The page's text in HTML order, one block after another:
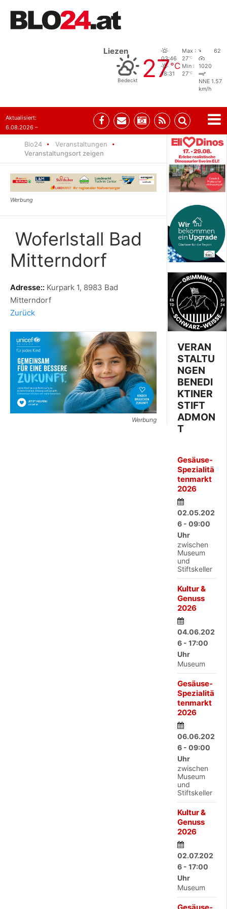
Liezen
Bedeckt 27°C
03:46
18:31
Max :
27°C
Min :
27°C
62
1020
NNE 1.57
km/h
Aktualisiert:
6.08.2026 –
Blo24
Veranstaltungen
Veranstaltungsort zeigen
Woferlstall Bad
Mitterndorf
Adresse:: Kurpark 1, 8983 Bad
Mitterndorf
Zurück
Werbung
VERAN
STALTU
NGEN
BENEDI
KTINER
STIFT
ADMON
T
Gesäuse-
Spezialitä
tenmarkt
2026
02.05.202
6 - 09:00
Uhr
zwischen
Museum
und
Stiftskeller
Kultur &
Genuss
2026
04.06.202
6 - 17:00
Uhr
Museum
Gesäuse-
Spezialitä
tenmarkt
2026
06.06.202
6 - 09:00
Uhr
zwischen
Museum
und
Stiftskeller
Kultur &
Genuss
2026
02.07.202
6 - 17:00
Uhr
Museum